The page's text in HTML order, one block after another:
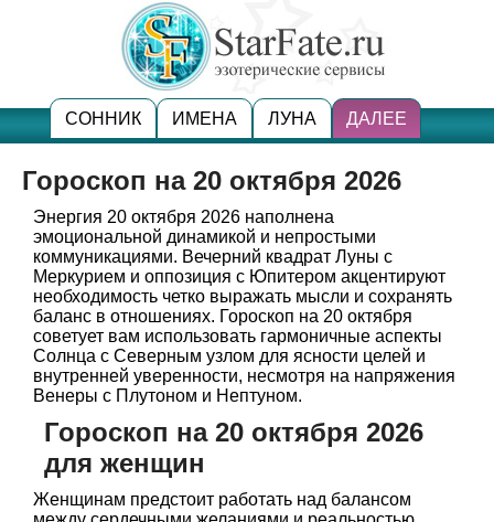
СОННИК ИМЕНА ЛУНА ДАЛЕЕ
Гороскоп на 20 октября 2026
Энергия 20 октября 2026 наполнена
эмоциональной динамикой и непростыми
коммуникациями. Вечерний квадрат Луны с
Меркурием и оппозиция с Юпитером акцентируют
необходимость четко выражать мысли и сохранять
баланс в отношениях. Гороскоп на 20 октября
советует вам использовать гармоничные аспекты
Солнца с Северным узлом для ясности целей и
внутренней уверенности, несмотря на напряжения
Венеры с Плутоном и Нептуном.
Гороскоп на 20 октября 2026
для женщин
Женщинам предстоит работать над балансом